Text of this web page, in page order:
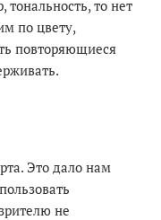
то нет
по цвету,
повторяющиеся
Это дало нам
не